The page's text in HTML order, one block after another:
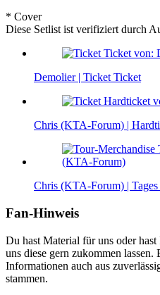
* Cover
Diese Setlist ist verifiziert durch
Demolier | Ticket Ticket
Chris (KTA-Forum) |
Chris (KTA-Forum) |
Fan-Hinweis
Du hast Material für uns oder
uns diese gern zukommen lassen.
Informationen auch aus
stammen.